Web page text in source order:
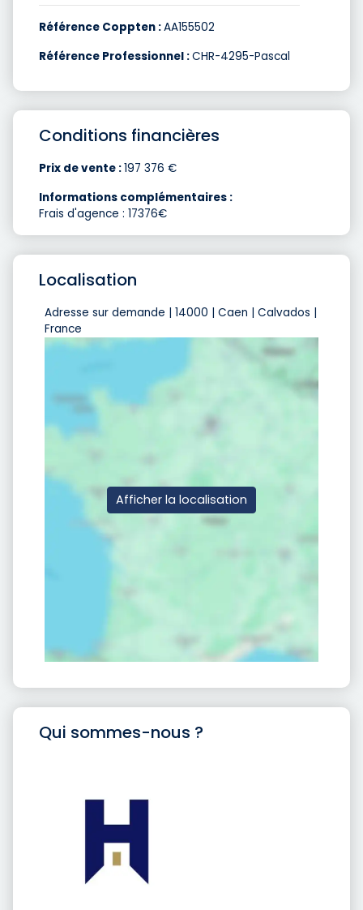
Référence Coppten :AA155502
Référence Professionnel :CHR-4295-Pascal
Conditions financières
Prix de vente :197 376 €
Informations complémentaires :
Frais d'agence : 17376€
Localisation
Adresse sur demande | 14000 | Caen | Calvados |
France
Afficher la localisation
Qui sommes-nous ?